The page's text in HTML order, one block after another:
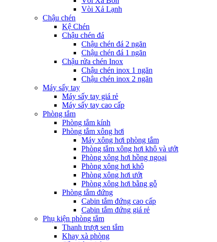
Vòi Xả Lạnh
Chậu chén
Kệ Chén
Chậu chén đá
Chậu chén đá 2 ngăn
Chậu chén đá 1 ngăn
Chậu rửa chén Inox
Chậu chén inox 1 ngăn
Chậu chén inox 2 ngăn
Máy sấy tay
Máy sấy tay giá rẻ
Máy sấy tay cao cấp
Phòng tắm
Phòng tắm kính
Phòng tắm xông hơi
Máy xông hơi phòng tắm
Phòng tắm xông hơi khô và ướt
Phòng xông hơi hồng ngoại
Phòng xông hơi khô
Phòng xông hơi ướt
Phòng xông hơi bằng gỗ
Phòng tắm đứng
Cabin tắm đứng cao cấp
Cabin tắm đứng giá rẻ
Phụ kiện phòng tắm
Thanh trượt sen tắm
Khay xà phòng